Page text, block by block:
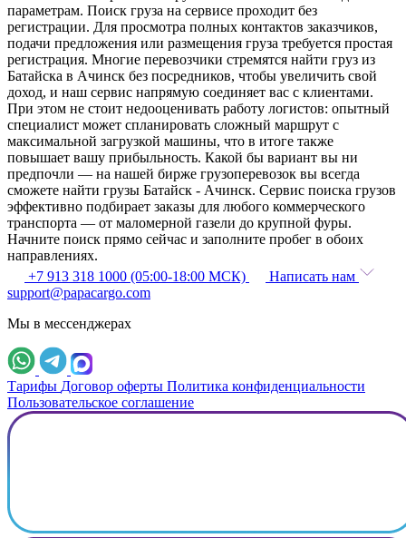
параметрам. Поиск груза на сервисе проходит без
регистрации. Для просмотра полных контактов заказчиков,
подачи предложения или размещения груза требуется простая
регистрация. Многие перевозчики стремятся найти груз из
Батайска в Ачинск без посредников, чтобы увеличить свой
доход, и наш сервис напрямую соединяет вас с клиентами.
При этом не стоит недооценивать работу логистов: опытный
специалист может спланировать сложный маршрут с
максимальной загрузкой машины, что в итоге также
повышает вашу прибыльность. Какой бы вариант вы ни
предпочли — на нашей бирже грузоперевозок вы всегда
сможете найти грузы Батайск - Ачинск. Сервис поиска грузов
эффективно подбирает заказы для любого коммерческого
транспорта — от маломерной газели до крупной фуры.
Начните поиск прямо сейчас и заполните пробег в обоих
направлениях.
+7 913 318 1000 (05:00-18:00 МСК)
Написать нам
support@papacargo.com
Мы в мессенджерах
Тарифы Договор оферты Политика конфиденциальности
Пользовательское соглашение